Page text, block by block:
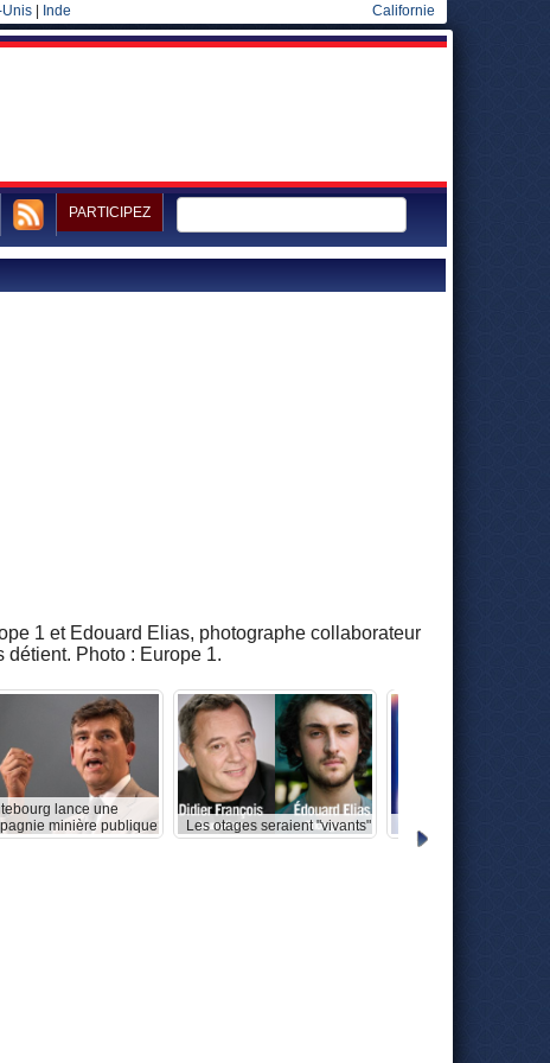
Unis Inde Californie
PARTICIPEZ
1 et Edouard Elias, photographe collaborateur
Photo : Europe 1.
lance une
minière publique
Les otages seraient "vivants"